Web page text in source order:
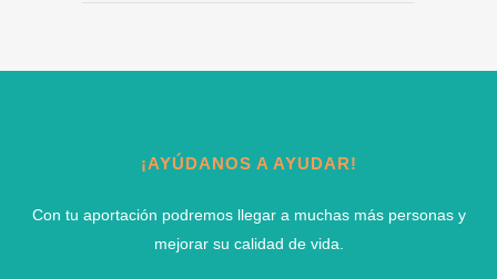
¡AYÚDANOS A AYUDAR!
Con tu aportación podremos llegar a muchas más personas y
mejorar su calidad de vida.